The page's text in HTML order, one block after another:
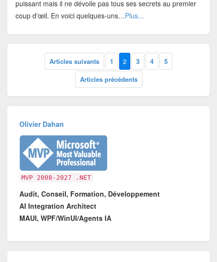
puissant mais il ne dévoile pas tous ses secrets au premier
coup d'œil. En voici quelques-uns…Plus...
Articles suivants 1 2 3 4
5
Articles précédents
Olivier Dahan
MVP 2008-2027 .NET
Audit, Conseil, Formation, Développement
AI Integration Architect
MAUI, WPF/WinUI/Agents IA